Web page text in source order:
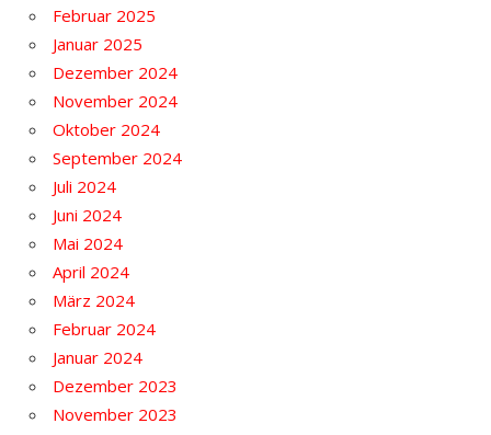
Februar 2025
Januar 2025
Dezember 2024
November 2024
Oktober 2024
September 2024
Juli 2024
Juni 2024
Mai 2024
April 2024
März 2024
Februar 2024
Januar 2024
Dezember 2023
November 2023